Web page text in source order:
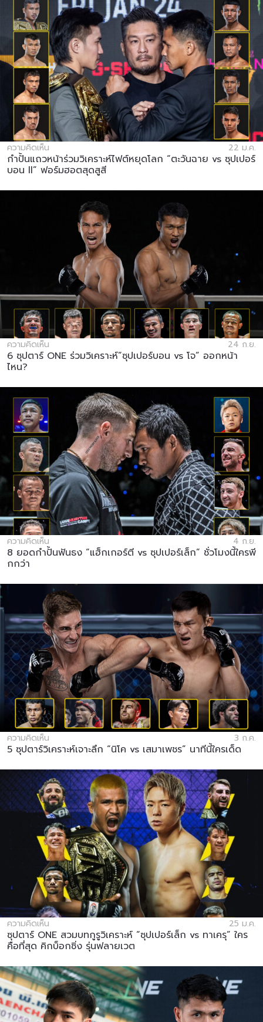
ความคิดเห็น 22 ม.ค.
กำปั้นแถวหน้าร่วมวิเคราะห์ไฟต์หยุดโลก “ตะวันฉาย vs ซุปเปอร์
บอน ll” ฟอร์มฮอตสุดสูสี
ความคิดเห็น 24 ก.ย.
6 ซุปตาร์ ONE ร่วมวิเคราะห์”ซุปเปอร์บอน vs โจ” ออกหน้า
ไหน?
ความคิดเห็น 4 ก.ย.
8 ยอดกำปั้นฟันธง “แฮ็กเกอร์ตี vs ซุปเปอร์เล็ก” ชั่วโมงนี้ใครพี
กกว่า
ความคิดเห็น 3 ก.ค.
5 ซุปตาร์วิเคราะห์เจาะลึก “นิโค vs เสมาเพชร” นาทีนี้ใครเด็ด
ความคิดเห็น 25 ม.ค.
ซุปตาร์ ONE สวมบทกูรูวิเคราะห์ “ซุปเปอร์เล็ก vs ทาเครุ” ใคร
คือที่สุด คิกบ็อกซิ่ง รุ่นฟลายเวต